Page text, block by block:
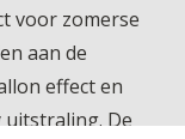
voor zomerse
aan de
effect en
uitstraling. De